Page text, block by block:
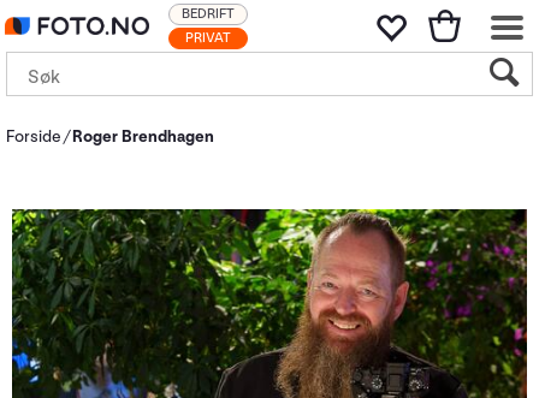
PRIVAT
BEDRIFT
Forside Roger Brendhagen